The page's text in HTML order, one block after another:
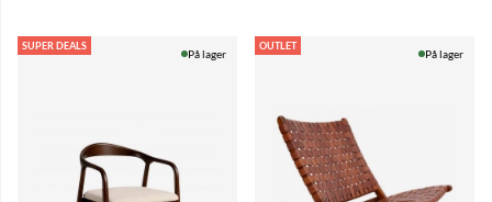
SUPER DEALS
På lager
OUTLET
På lager